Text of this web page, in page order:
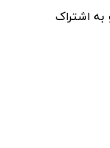
اشتراک